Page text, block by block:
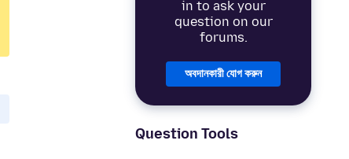
in to ask your
question on our
forums.
অবদানকারী যোগ করুন
Question Tools